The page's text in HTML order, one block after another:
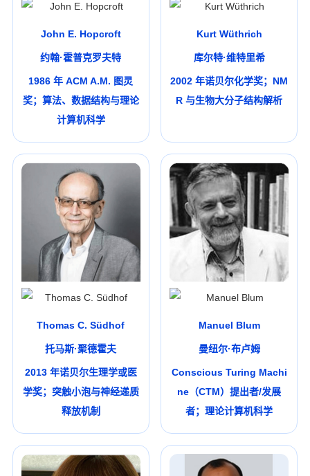
John E. Hopcroft
约翰·霍普克罗夫特
1986 年 ACM A.M. 图灵
奖；算法、数据结构与理论
计算机科学
Kurt Wüthrich
库尔特·维特里希
2002 年诺贝尔化学奖；NM
R 与生物大分子结构解析
Thomas C. Südhof
托马斯·聚德霍夫
2013 年诺贝尔生理学或医
学奖；突触小泡与神经递质
释放机制
Manuel Blum
曼纽尔·布卢姆
Conscious Turing Machi
ne（CTM）提出者/发展
者；理论计算机科学